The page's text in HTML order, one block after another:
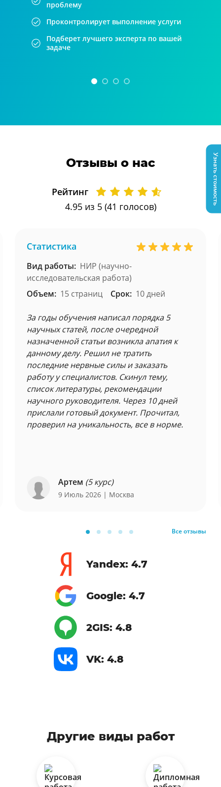
проблему
Проконтролирует выполнение услуги
Подберет лучшего эксперта по вашей
задаче
Отзывы о нас
Рейтинг
4.95из 5 (41 голосов)
Статистика
Вид работы: НИР (научно-
исследовательская работа)
Объем: 15 страниц Срок: 10 дней
За годы обучения написал порядка 5
научных статей, после очередной
назначенной статьи возникла апатия к
данному делу. Решил не тратить
последние нервные силы и заказать
работу у специалистов. Скинул тему,
список литературы, рекомендации
научного руководителя. Через 10 дней
прислали готовый документ. Прочитал,
проверил на уникальность, все в норме.
Артем (5 курс)
9 Июль 2026 | Москва
Все отзывы
Yandex: 4.7
Google: 4.7
2GIS: 4.8
VK: 4.8
Другие виды работ
Узнать стоимость